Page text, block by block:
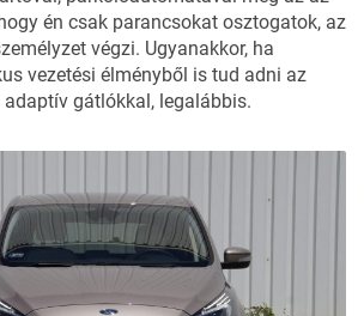
én csak parancsokat osztogatok, az
végzi. Ugyanakkor, ha
vezetési élményből is tud adni az
gátlókkal, legalábbis.